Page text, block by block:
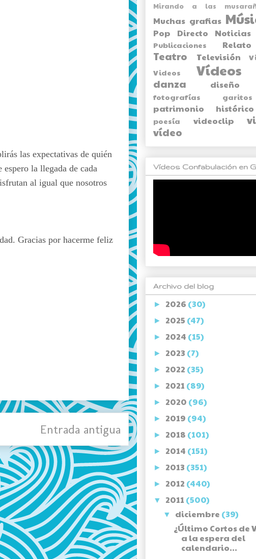
las expectativas de quién
la llegada de cada
al igual que nosotros
Gracias por hacerme feliz
Entrada antigua
Mirando a las
Muchas grafias
Pop Directo Noticias
Publicaciones Relato
Teatro Televisión
Videos
Vídeos
danza diseño
fotografías garitos
patrimonio histórico
poesía videoclip
vídeo
Vídeos Confabulación en
Archivo del blog
► 2026 (30)
► 2025 (47)
► 2024 (15)
► 2023 (7)
► 2022 (35)
► 2021 (89)
► 2020 (96)
► 2019 (94)
► 2018 (101)
► 2014 (151)
► 2013 (351)
► 2012 (440)
▼ 2011 (500)
▼ diciembre (39)
¿Último Cortos de
a la espera del
calendario...